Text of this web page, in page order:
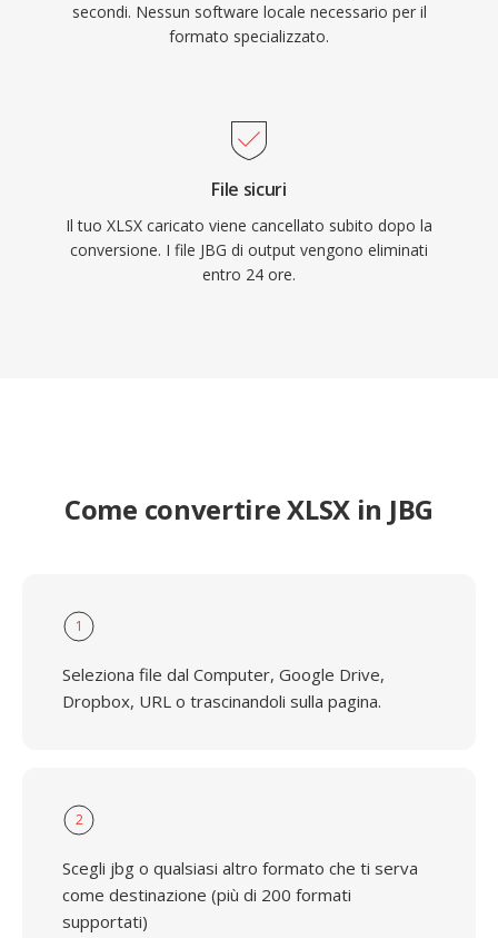
secondi. Nessun software locale necessario per il
formato specializzato.
File sicuri
Il tuo XLSX caricato viene cancellato subito dopo la
conversione. I file JBG di output vengono eliminati
entro 24 ore.
Come convertire XLSX in JBG
1
Seleziona file dal Computer, Google Drive,
Dropbox, URL o trascinandoli sulla pagina.
2
Scegli jbg o qualsiasi altro formato che ti serva
come destinazione (più di 200 formati
supportati)